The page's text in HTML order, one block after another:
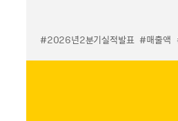
#2026년2분기실적발표 #매출액